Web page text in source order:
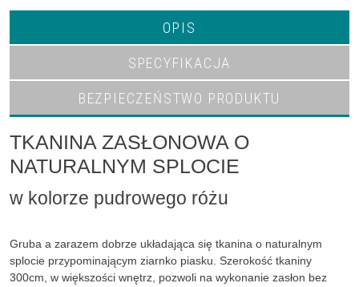
OPIS
SPECYFIKACJA
BEZPIECZEŃSTWO PRODUKTU
TKANINA ZASŁONOWA O
NATURALNYM SPLOCIE
w kolorze pudrowego różu
Gruba a zarazem dobrze układająca się tkanina o naturalnym
splocie przypominającym ziarnko piasku. Szerokość tkaniny
300cm, w większości wnętrz, pozwoli na wykonanie zasłon bez